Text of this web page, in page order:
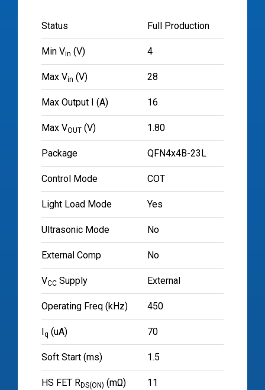
Status Full Production
Min Vin (V) 4
Max Vin (V) 28
Max Output I (A) 16
Max VOUT (V) 1.80
Package QFN4x4B-23L
Control Mode COT
Light Load Mode Yes
Ultrasonic Mode No
External Comp No
VCC Supply External
Operating Freq (kHz) 450
Iq (uA) 70
Soft Start (ms) 1.5
HS FET RDS(ON) (mΩ) 11